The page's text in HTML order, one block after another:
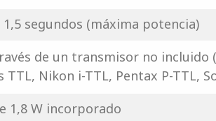
1,5 segundos (máxima potencia)
de un transmisor no incluido
TTL, Nikon i-TTL, Pentax P-TTL,
1,8 W incorporado